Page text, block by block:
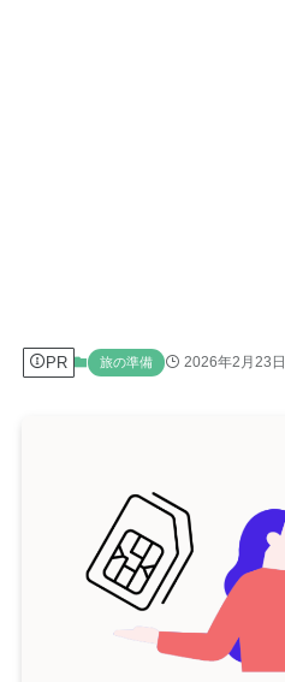
PR 旅の準備 2026年2月23日